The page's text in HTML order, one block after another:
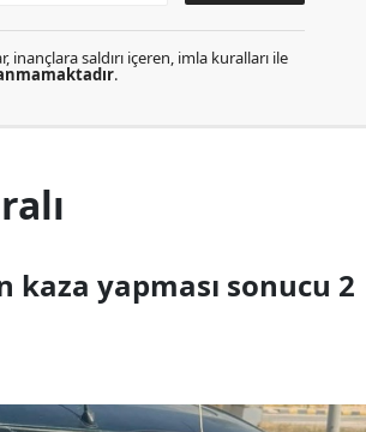
saldırı içeren, imla kuralları ile
.
kaza yapması sonucu 2